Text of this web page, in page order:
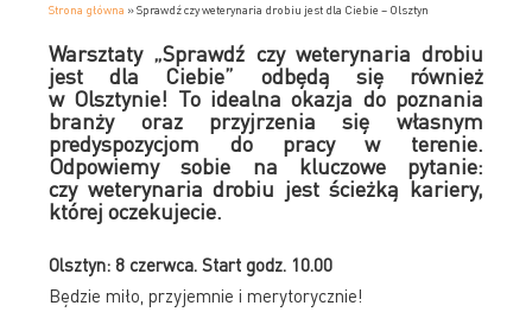
Strona główna »Sprawdź czy weterynaria drobiu jest dla Ciebie – Olsztyn
Warsztaty „Sprawdź czy weterynaria drobiu
jest dla Ciebie” odbędą się również
w Olsztynie! To idealna okazja do poznania
branży oraz przyjrzenia się własnym
predyspozycjom do pracy w terenie.
Odpowiemy sobie na kluczowe pytanie:
czy weterynaria drobiu jest ścieżką kariery,
której oczekujecie.
Olsztyn: 8 czerwca. Start godz. 10.00
Będzie miło, przyjemnie i merytorycznie!